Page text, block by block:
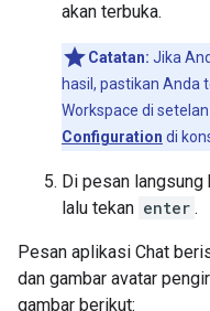
akan terbuka.
Catatan: Jika
hasil, pastikan Anda
Workspace di setelan
Configuration di
Di pesan
lalu tekan enter .
Pesan aplikasi Chat
dan gambar avatar
gambar berikut: